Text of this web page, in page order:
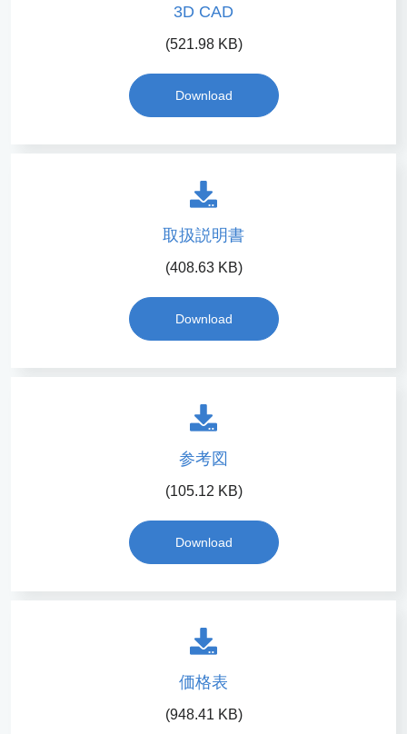
3D CAD
(521.98 KB)
Download
取扱説明書
(408.63 KB)
Download
参考図
(105.12 KB)
Download
価格表
(948.41 KB)